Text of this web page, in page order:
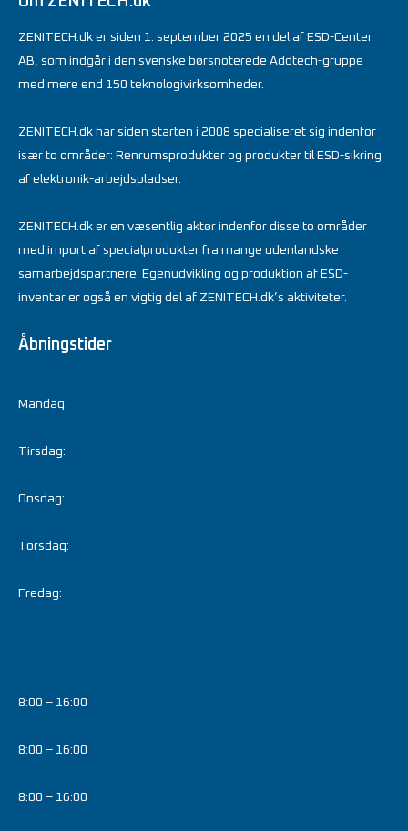
ZENITECH.dk er siden 1. september 2025 en del af ESD-Center
AB, som indgår i den svenske børsnoterede Addtech-gruppe
med mere end 150 teknologivirksomheder.
ZENITECH.dk har siden starten i 2008 specialiseret sig indenfor
især to områder: Renrumsprodukter og produkter til ESD-sikring
af elektronik-arbejdspladser.
ZENITECH.dk er en væsentlig aktør indenfor disse to områder
med import af specialprodukter fra mange udenlandske
samarbejdspartnere. Egenudvikling og produktion af ESD-
inventar er også en vigtig del af ZENITECH.dk’s aktiviteter.
Åbningstider
Mandag:
Tirsdag:
Onsdag:
Torsdag:
Fredag:
8:00 – 16:00
8:00 – 16:00
8:00 – 16:00